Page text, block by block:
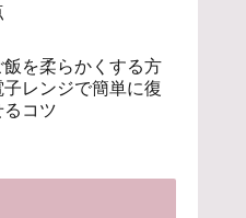
飯を柔らかくする方
子レンジで簡単に復
コツ